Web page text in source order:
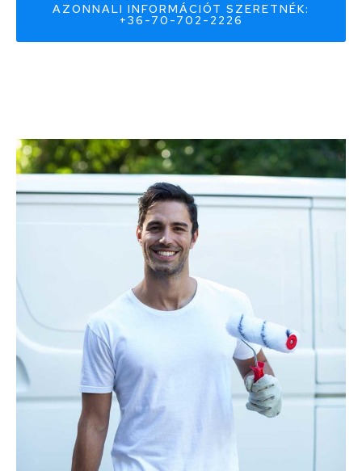
AZONNALI INFORMÁCIÓT SZERETNÉK:
+36-70-702-2226